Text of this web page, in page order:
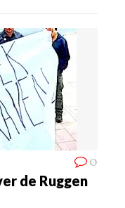
0
de Ruggen